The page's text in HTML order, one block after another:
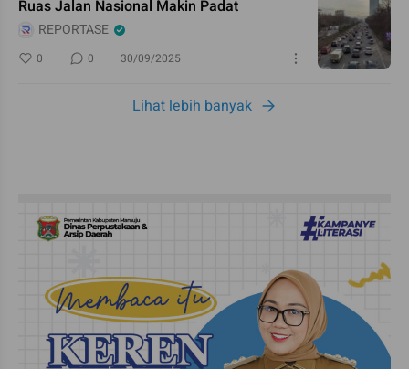
Ruas Jalan Nasional Makin Padat
REPORTASE
0 0 30/09/2025
Lihat lebih banyak